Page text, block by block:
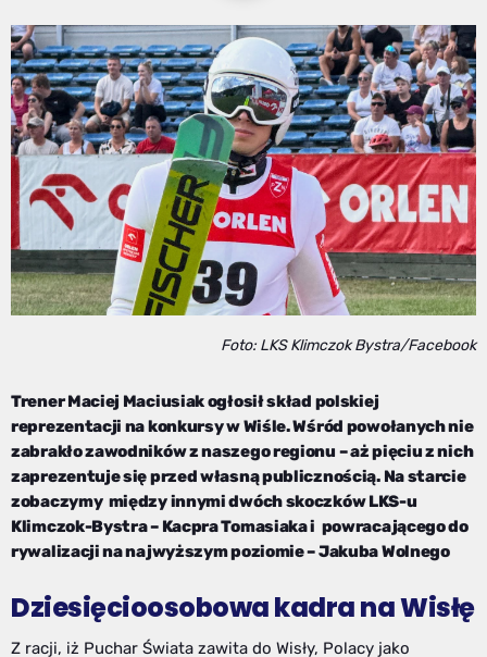
Foto: LKS Klimczok Bystra/Facebook
Trener Maciej Maciusiak ogłosił skład polskiej
reprezentacji na konkursy w Wiśle. Wśród powołanych nie
zabrakło zawodników z naszego regionu – aż pięciu z nich
zaprezentuje się przed własną publicznością. Na starcie
zobaczymy między innymi dwóch skoczków LKS-u
Klimczok-Bystra – Kacpra Tomasiaka i powracającego do
rywalizacji na najwyższym poziomie – Jakuba Wolnego
Dziesięcioosobowa kadra na Wisłę
Z racji, iż Puchar Świata zawita do Wisły, Polacy jako